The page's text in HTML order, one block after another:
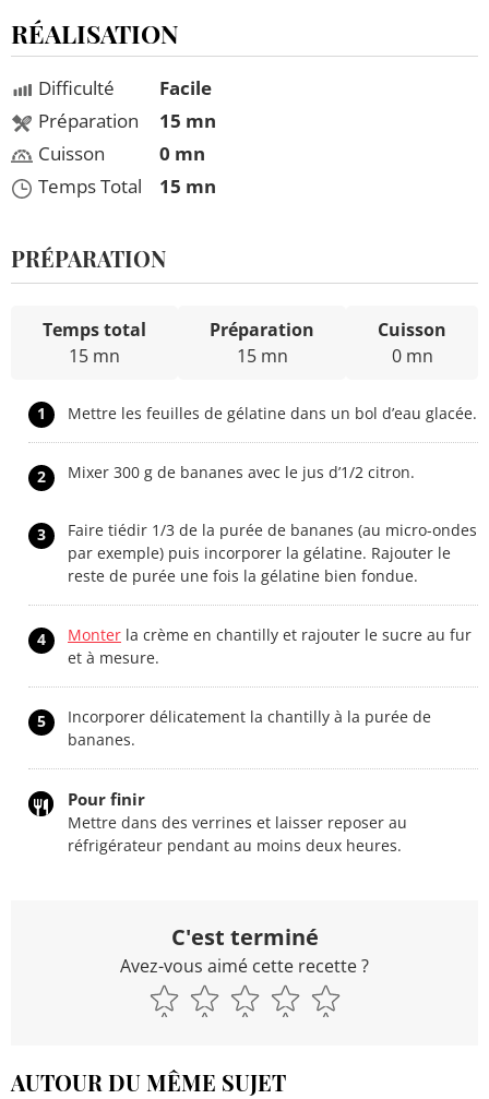
RÉALISATION
Difficulté
Préparation
Cuisson
Temps Total
Facile
15 mn
0 mn
15 mn
PRÉPARATION
Temps total
15 mn
Préparation
15 mn
Cuisson
0 mn
1 Mettre les feuilles de gélatine dans un bol d’eau glacée.
2 Mixer 300 g de bananes avec le jus d’1/2 citron.
3
Faire tiédir 1/3 de la purée de bananes (au micro-ondes
par exemple) puis incorporer la gélatine. Rajouter le
reste de purée une fois la gélatine bien fondue.
4 Monter la crème en chantilly et rajouter le sucre au fur
et à mesure.
5
Incorporer délicatement la chantilly à la purée de
bananes.
Pour finir
Mettre dans des verrines et laisser reposer au
réfrigérateur pendant au moins deux heures.
C'est terminé
Avez-vous aimé cette recette ?
AUTOUR DU MÊME SUJET